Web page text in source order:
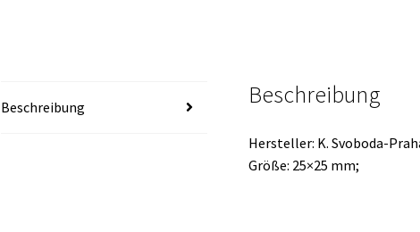
Beschreibung Beschreibung
Hersteller: K. Svoboda-
Größe: 25×25 mm;